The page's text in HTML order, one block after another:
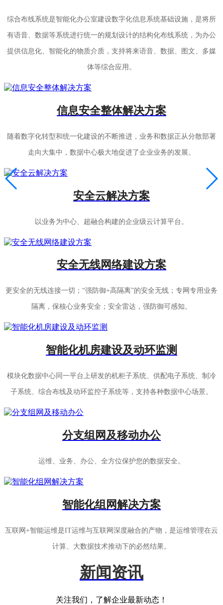
综合布线系统是智能化办公室建设数字化信息系统基础设施，是将所
有语音、数据等系统进行统一的规划设计的结构化布线系统，为办公
提供信息化、智能化的物质介质，支持将来语音、数据、图文、多媒
体等综合应用。
信息安全整体解决方案
随着数字化转型和统一化建设的不断推进，业务和数据正从分散部署
走向大集中，数据中心极大地促进了企业业务的发展。
安全云解决方案
以业务为中心、超融合构建的企业级云计算平台。
安全无线网络建设方案
更安全的无线连接一切；“强防御+高隔离”的安全无线；专网专用业务
隔离，保核心业务安全；安全雷达，强防御可感知。
智能化机房建设及动环监测
模块化数据中心同一平台上研发的机柜子系统、供配电子系统、制冷
子系统、综合布线及动环监控子系统等，支持各种数据中心场景。
分支组网及移动办公
运维、业务、办公、全方位保护您的数据安全。
智能化组网解决方案
互联网+智能运维是IT运维与互联网深度融合的产物，是运维管理在云
计算、大数据技术推动下的必然结果。
新闻资讯
关注我们，了解企业最新动态！